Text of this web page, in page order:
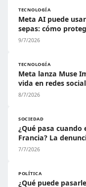
TECNOLOGÍA
Meta AI puede
sepas: cómo
9/7/2026
TECNOLOGÍA
Meta lanza Muse
vida en redes
8/7/2026
SOCIEDAD
¿Qué pasa cuando
Francia? La
7/7/2026
POLÍTICA
¿Qué puede